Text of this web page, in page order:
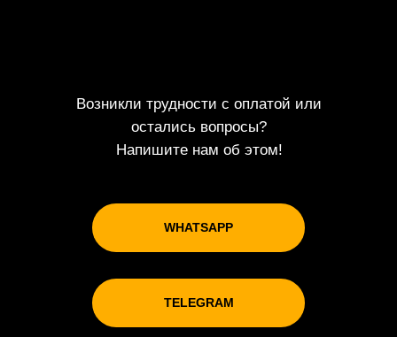
Возникли трудности с оплатой или
остались вопросы?
Напишите нам об этом!
WHATSAPP
TELEGRAM